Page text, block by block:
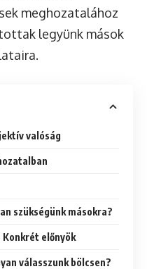
meghozatalához
legyünk mások
valóság
szükségünk másokra?
előnyök
válasszunk bölcsen?